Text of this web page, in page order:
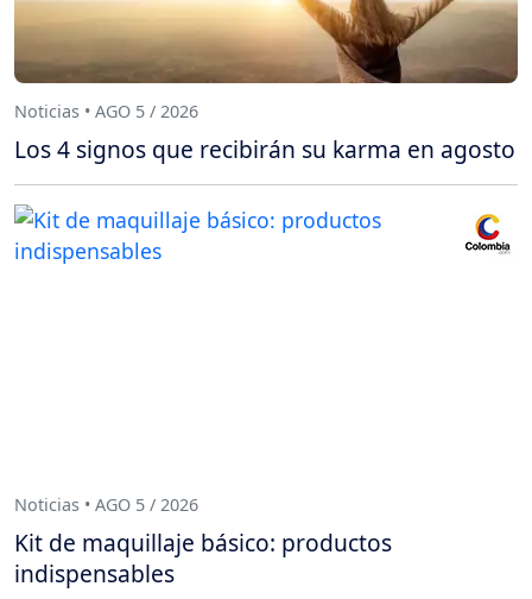
Noticias • AGO 5 / 2026
Los 4 signos que recibirán su karma en agosto
Noticias • AGO 5 / 2026
Kit de maquillaje básico: productos
indispensables